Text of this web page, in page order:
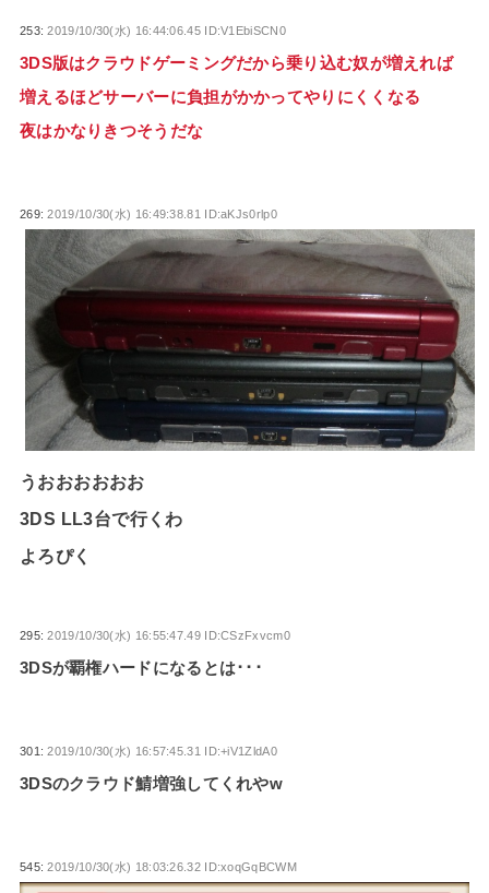
253:2019/10/30(水) 16:44:06.45 ID:V1EbiSCN0
3DS版はクラウドゲーミングだから乗り込む奴が増えれば
増えるほどサーバーに負担がかかってやりにくくなる
夜はかなりきつそうだな
269:2019/10/30(水) 16:49:38.81 ID:aKJs0rlp0
うおおおおおお
3DS LL3台で行くわ
よろぴく
295:2019/10/30(水) 16:55:47.49 ID:CSzFxvcm0
3DSが覇権ハードになるとは･･･
301:2019/10/30(水) 16:57:45.31 ID:+iV1ZldA0
3DSのクラウド鯖増強してくれやw
545:2019/10/30(水) 18:03:26.32 ID:xoqGqBCWM